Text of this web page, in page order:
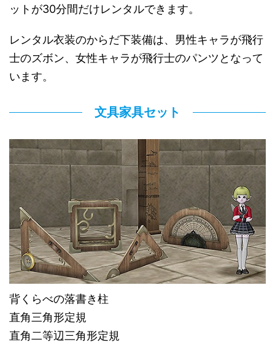
ットが30分間だけレンタルできます。
レンタル衣装のからだ下装備は、男性キャラが飛行
士のズボン、女性キャラが飛行士のパンツとなって
います。
文具家具セット
背くらべの落書き柱
直角三角形定規
直角二等辺三角形定規